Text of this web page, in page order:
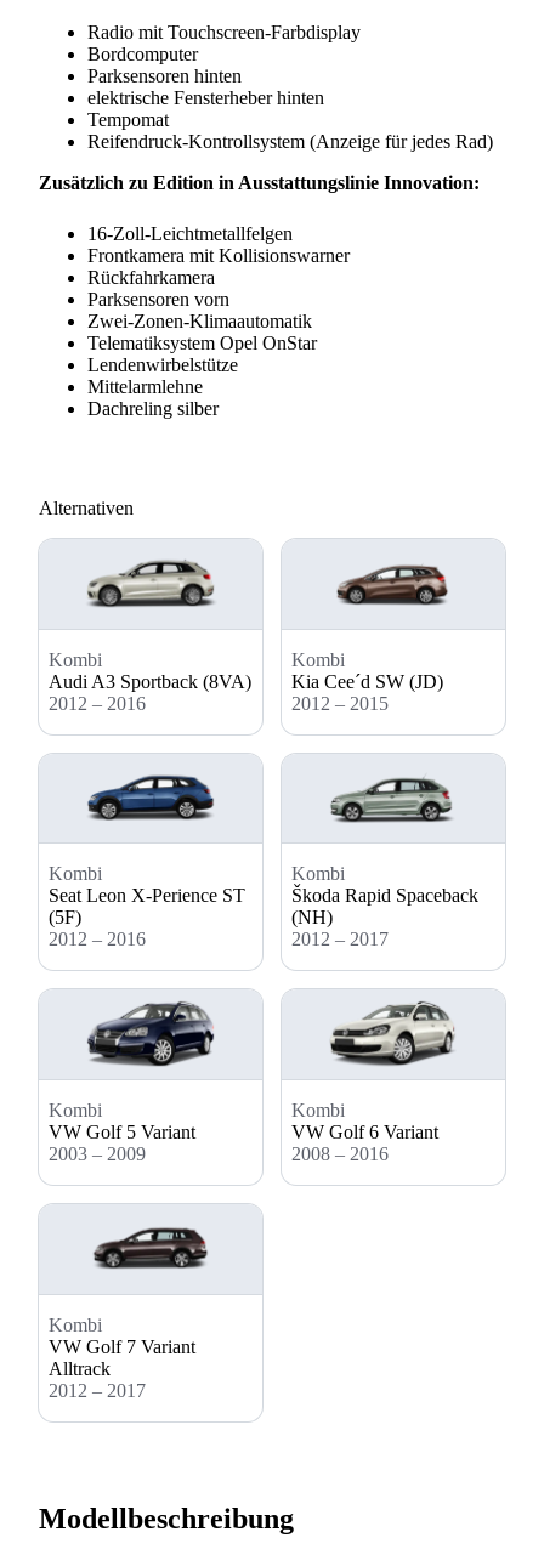
Radio mit Touchscreen-Farbdisplay
Bordcomputer
Parksensoren hinten
elektrische Fensterheber hinten
Tempomat
Reifendruck-Kontrollsystem (Anzeige für jedes Rad)
Zusätzlich zu Edition in Ausstattungslinie Innovation:
16-Zoll-Leichtmetallfelgen
Frontkamera mit Kollisionswarner
Rückfahrkamera
Parksensoren vorn
Zwei-Zonen-Klimaautomatik
Telematiksystem Opel OnStar
Lendenwirbelstütze
Mittelarmlehne
Dachreling silber
Alternativen
Kombi
Audi A3 Sportback (8VA)
2012 – 2016
Kombi
Kia Cee´d SW (JD)
2012 – 2015
Kombi
Seat Leon X-Perience ST
(5F)
2012 – 2016
Kombi
Škoda Rapid Spaceback
(NH)
2012 – 2017
Kombi
VW Golf 5 Variant
2003 – 2009
Kombi
VW Golf 6 Variant
2008 – 2016
Kombi
VW Golf 7 Variant
Alltrack
2012 – 2017
Modellbeschreibung